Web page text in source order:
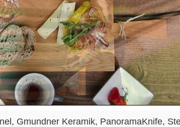
Gmundner Keramik, PanoramaKnife,